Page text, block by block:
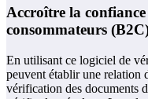
Accroître la confiance
consommateurs
En utilisant ce logiciel de
peuvent établir une relation
vérification des documents